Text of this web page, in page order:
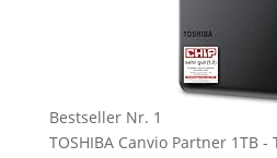
Bestseller Nr. 1
TOSHIBA Canvio Partner 1TB